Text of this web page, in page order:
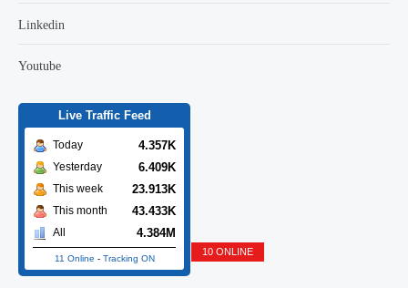
Linkedin
Youtube
Live Traffic Feed
Today 4.357K
Yesterday 6.409K
This week 23.913K
This month 43.433K
All 4.384M
11 Online - Tracking ON
10 ONLINE